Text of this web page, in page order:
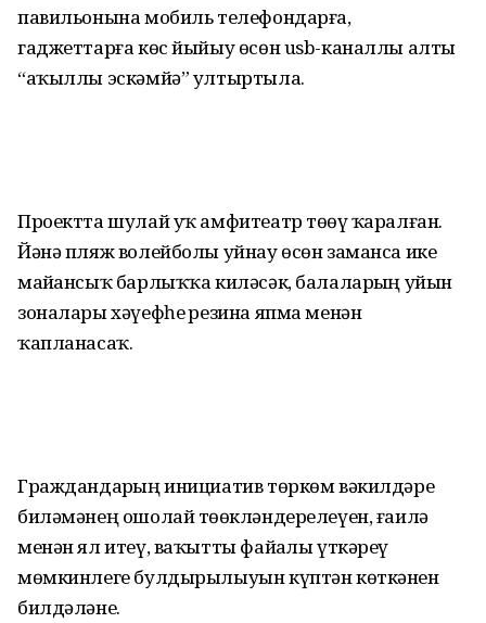
павильонына мобиль телефондарға,
гаджеттарға көс йыйыу өсөн usb-каналлы алты
“аҡыллы эскәмйә” ултыртыла.
Проектта шулай уҡ амфитеатр төҙөү ҡаралған.
Йәнә пляж волейболы уйнау өсөн заманса ике
майҙансыҡ барлыҡҡа киләсәк, балаларҙың уйын
зоналары хәүефһеҙ резина япма менән
ҡапланасаҡ.
Граждандарҙың инициатив төркөм вәкилдәре
биләмәнең ошолай төҙөкләндерелеүен, ғаилә
менән ял итеү, ваҡытты файҙалы үткәреү
мөмкинлеге булдырылыуын күптән көткәнен
билдәләне.